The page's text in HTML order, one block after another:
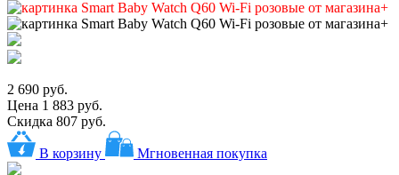
2 690 руб.
Цена 1 883 руб.
Скидка 807 руб.
В корзину Мгновенная покупка